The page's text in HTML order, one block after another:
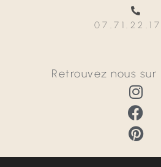
Retrouvez nous sur